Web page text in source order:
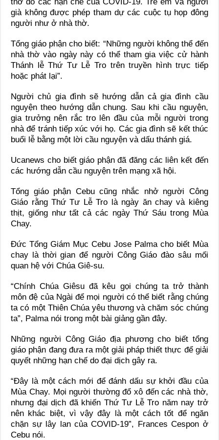
già không được phép tham dự các cuộc tụ họp đông
người như ở nhà thờ.
Tổng giáo phận cho biết: “Những người không thể đến
nhà thờ vào ngày này có thể tham gia việc cử hành
Thánh lễ Thứ Tư Lễ Tro trên truyền hình trực tiếp
hoặc phát lại”.
Người chủ gia đình sẽ hướng dẫn cả gia đình cầu
nguyện theo hướng dẫn chung. Sau khi cầu nguyện,
gia trưởng nên rắc tro lên đầu của mỗi người trong
nhà để tránh tiếp xúc với họ. Các gia đình sẽ kết thúc
buổi lễ bằng một lời cầu nguyện và dấu thánh giá.
Ucanews cho biết giáo phận đã đăng các liên kết đến
các hướng dẫn cầu nguyện trên mạng xã hội.
Tổng giáo phận Cebu cũng nhắc nhở người Công
Giáo rằng Thứ Tư Lễ Tro là ngày ăn chay và kiêng
thịt, giống như tất cả các ngày Thứ Sáu trong Mùa
Chay.
Đức Tổng Giám Mục Cebu Jose Palma cho biết Mùa
chay là thời gian để người Công Giáo đào sâu mối
quan hệ với Chúa Giê-su.
“Chính Chúa Giêsu đã kêu gọi chúng ta trở thành
môn đệ của Ngài để mọi người có thể biết rằng chúng
ta có một Thiên Chúa yêu thương và chăm sóc chúng
ta”, Palma nói trong một bài giảng gần đây.
Những người Công Giáo địa phương cho biết tổng
giáo phận đang đưa ra một giải pháp thiết thực để giải
quyết những hạn chế do đại dịch gây ra.
“Đây là một cách mới để đánh dấu sự khởi đầu của
Mùa Chay. Mọi người thường đổ xô đến các nhà thờ,
nhưng đại dịch đã khiến Thứ Tư Lễ Tro năm nay trở
nên khác biệt, vì vậy đây là một cách tốt để ngăn
chặn sự lây lan của COVID-19”, Frances Cespon ở
Cebu nói.